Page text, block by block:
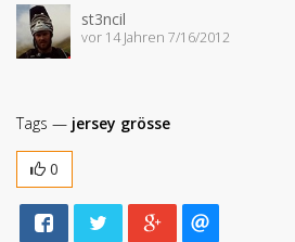
st3ncil
vor 14 Jahren 7/16/2012
Tags — jersey grösse
0